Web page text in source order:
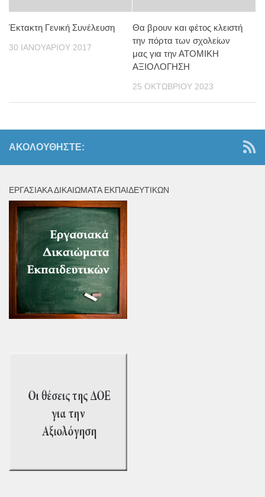
Έκτακτη Γενική Συνέλευση
30 ΙΑΝΟΥΑΡΊΟΥ 2017
Θα βρουν και φέτος κλειστή
την πόρτα των σχολείων
μας για την ΑΤΟΜΙΚΗ
ΑΞΙΟΛΟΓΗΣΗ
25 ΟΚΤΩΒΡΊΟΥ 2023
ΑΚΟΛΟΥΘΉΣΤΕ:
ΕΡΓΑΣΙΑΚΆ ΔΙΚΑΙΏΜΑΤΑ ΕΚΠΑΙΔΕΥΤΙΚΏΝ